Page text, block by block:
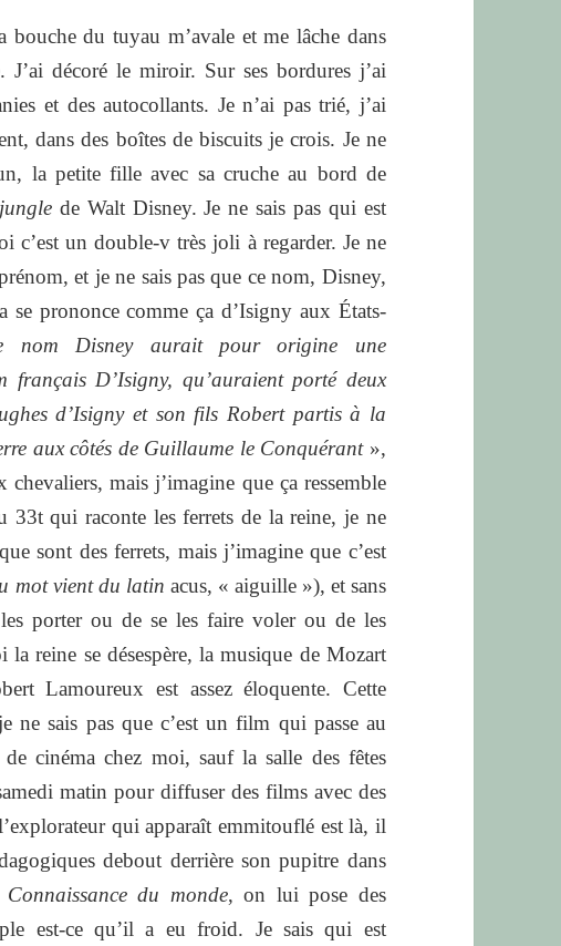
du tuyau m’avale et me lâche dans
J’ai décoré le miroir. Sur ses bordures j’ai
et des autocollants. Je n’ai pas trié, j’ai
dans des boîtes de biscuits je crois. Je ne
la petite fille avec sa cruche au bord de
de Walt Disney. Je ne sais pas qui est
c’est un double-v très joli à regarder. Je ne
et je ne sais pas que ce nom, Disney,
se prononce comme ça d’Isigny aux États-
nom Disney aurait pour origine une
français D’Isigny, qu’auraient porté deux
d’Isigny et son fils Robert partis à la
aux côtés de Guillaume le Conquérant»,
chevaliers, mais j’imagine que ça ressemble
33t qui raconte les ferrets de la reine, je ne
sont des ferrets, mais j’imagine que c’est
mot vient du latin acus, « aiguille »), et sans
porter ou de se les faire voler ou de les
la reine se désespère, la musique de Mozart
Lamoureux est assez éloquente. Cette
ne sais pas que c’est un film qui passe au
cinéma chez moi, sauf la salle des fêtes
matin pour diffuser des films avec des
qui apparaît emmitouflé est là, il
debout derrière son pupitre dans
Connaissancedu monde, on lui pose des
est-ce qu’il a eu froid. Je sais qui est